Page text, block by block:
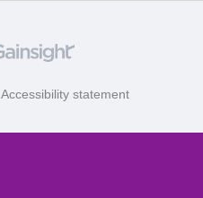
Accessibility statement